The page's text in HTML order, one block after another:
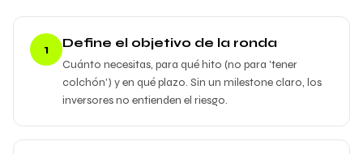
1 Define el objetivo de la ronda
Cuánto necesitas, para qué hito (no para 'tener
colchón') y en qué plazo. Sin un milestone claro, los
inversores no entienden el riesgo.